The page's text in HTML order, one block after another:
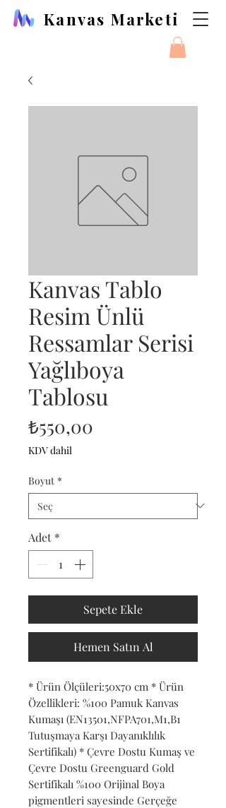
Kanvas Marketi
Kanvas Tablo
Resim Ünlü
Ressamlar Serisi
Yağlıboya
Tablosu
₺550,00
KDV dahil
Boyut *
Adet *
Sepete Ekle
Hemen Satın Al
* Ürün Ölçüleri:50x70 cm * Ürün
Özellikleri: %100 Pamuk Kanvas
Kumaşı (EN13501,NFPA701,M1,B1
Tutuşmaya Karşı Dayanıklılık
Sertifikalı) * Çevre Dostu Kumaş ve
Çevre Dostu Greenguard Gold
Sertifikalı %100 Orijinal Boya
pigmentleri sayesinde Gerçeğe